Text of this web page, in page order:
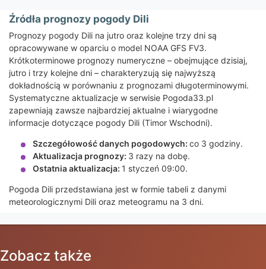
Źródła prognozy pogody Dili
Prognozy pogody Dili na jutro oraz kolejne trzy dni są
opracowywane w oparciu o model NOAA GFS FV3.
Krótkoterminowe prognozy numeryczne – obejmujące dzisiaj,
jutro i trzy kolejne dni – charakteryzują się najwyższą
dokładnością w porównaniu z prognozami długoterminowymi.
Systematyczne aktualizacje w serwisie Pogoda33.pl
zapewniają zawsze najbardziej aktualne i wiarygodne
informacje dotyczące pogody Dili (Timor Wschodni).
Szczegółowość danych pogodowych: co 3 godziny.
Aktualizacja prognozy: 3 razy na dobę.
Ostatnia aktualizacja: 1 styczeń 09:00.
Pogoda Dili przedstawiana jest w formie tabeli z danymi
meteorologicznymi Dili oraz meteogramu na 3 dni.
Zobacz także